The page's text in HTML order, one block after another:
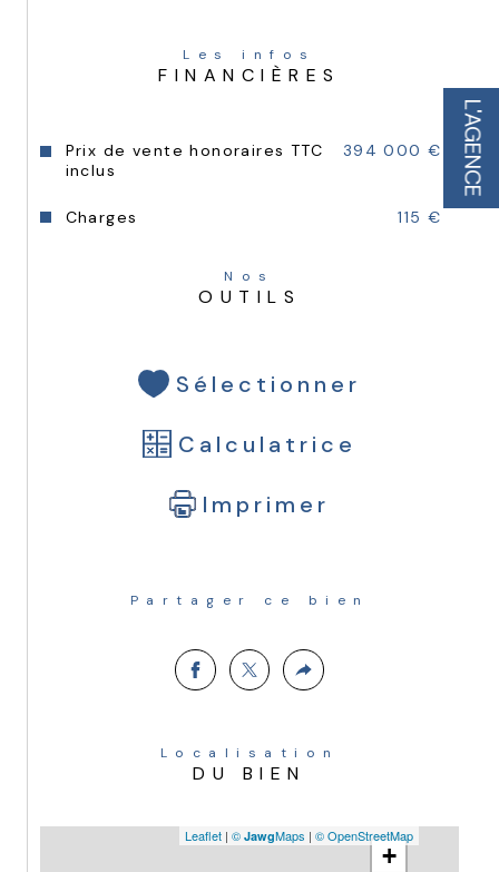
L'AGENCE
Les infos
FINANCIÈRES
Prix de vente honoraires TTC
inclus
394 000 €
Charges 115 €
Nos
OUTILS
Sélectionner
Calculatrice
Imprimer
Partager ce bien
Localisation
DU BIEN
+
Leaflet | © JawgMaps | © OpenStreetMap